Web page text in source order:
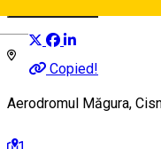
Copied!
Aerodromul Măgura,